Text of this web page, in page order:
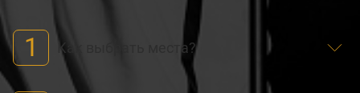
1 Как выбрать места?